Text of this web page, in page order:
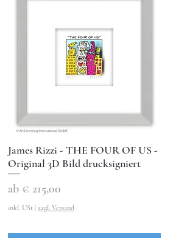
James Rizzi - THE FOUR OF US -
Original 3D Bild drucksigniert
ab € 215,00
Sale-Preis
inkl. USt zzgl. Versand